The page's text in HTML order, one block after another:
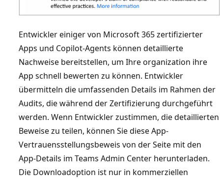
Entwickler einiger von Microsoft 365 zertifizierter
Apps und Copilot-Agents können detaillierte
Nachweise bereitstellen, um Ihre organization ihre
App schnell bewerten zu können. Entwickler
übermitteln die umfassenden Details im Rahmen der
Audits, die während der Zertifizierung durchgeführt
werden. Wenn Entwickler zustimmen, die detaillierten
Beweise zu teilen, können Sie diese App-
Vertrauensstellungsbeweis von der Seite mit den
App-Details im Teams Admin Center herunterladen.
Die Downloadoption ist nur in kommerziellen